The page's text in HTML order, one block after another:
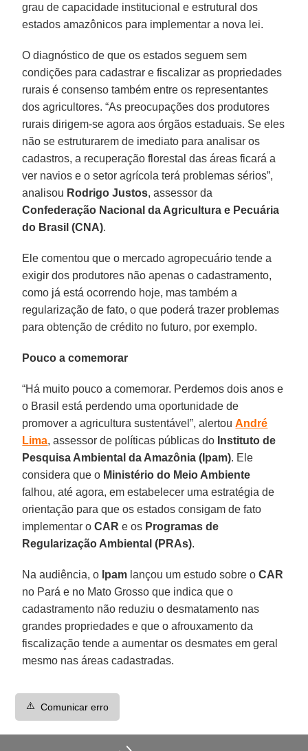
grau de capacidade institucional e estrutural dos
estados amazônicos para implementar a nova lei.
O diagnóstico de que os estados seguem sem
condições para cadastrar e fiscalizar as propriedades
rurais é consenso também entre os representantes
dos agricultores. “As preocupações dos produtores
rurais dirigem-se agora aos órgãos estaduais. Se eles
não se estruturarem de imediato para analisar os
cadastros, a recuperação florestal das áreas ficará a
ver navios e o setor agrícola terá problemas sérios”,
analisou Rodrigo Justos, assessor da
Confederação Nacional da Agricultura e Pecuária
do Brasil (CNA).
Ele comentou que o mercado agropecuário tende a
exigir dos produtores não apenas o cadastramento,
como já está ocorrendo hoje, mas também a
regularização de fato, o que poderá trazer problemas
para obtenção de crédito no futuro, por exemplo.
Pouco a comemorar
“Há muito pouco a comemorar. Perdemos dois anos e
o Brasil está perdendo uma oportunidade de
promover a agricultura sustentável”, alertouAndré
Lima, assessor de políticas públicas do Instituto de
Pesquisa Ambiental da Amazônia (Ipam). Ele
considera que o Ministério do Meio Ambiente
falhou, até agora, em estabelecer uma estratégia de
orientação para que os estados consigam de fato
implementar oCAR e os Programas de
Regularização Ambiental (PRAs).
Na audiência, o Ipam lançou um estudo sobre oCAR
no Pará e no Mato Grosso que indica que o
cadastramento não reduziu o desmatamento nas
grandes propriedades e que o afrouxamento da
fiscalização tende a aumentar os desmates em geral
mesmo nas áreas cadastradas.
⚠️ Comunicar erro